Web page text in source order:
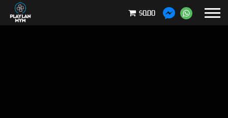
$0.00